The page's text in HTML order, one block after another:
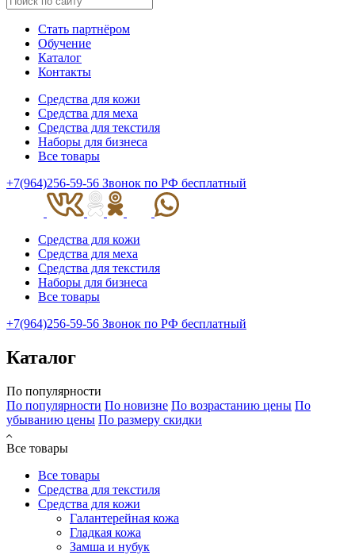
Стать партнёром
Обучение
Каталог
Контакты
Средства для кожи
Средства для меха
Средства для текстиля
Наборы для бизнеса
Все товары
+7(964)256-59-56 Звонок по РФ бесплатный
Средства для кожи
Средства для меха
Средства для текстиля
Наборы для бизнеса
Все товары
+7(964)256-59-56 Звонок по РФ бесплатный
Каталог
По популярности
По популярности По новизне По возрастанию цены По
убыванию цены По размеру скидки
Все товары
Все товары
Средства для текстиля
Средства для кожи
Галантерейная кожа
Гладкая кожа
Замша и нубук